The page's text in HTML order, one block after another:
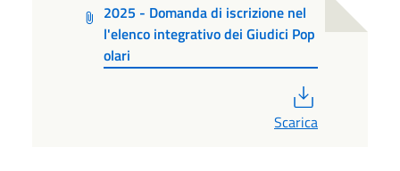
2025 - Domanda di iscrizione nel
l'elenco integrativo dei Giudici Pop
olari
Scarica